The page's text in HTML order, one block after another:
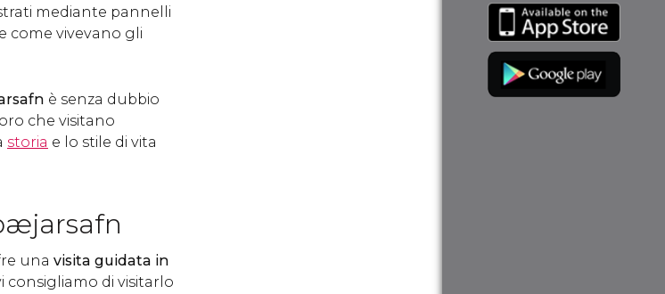
mediante pannelli
come vivevano gli
è senza dubbio
che visitano
storia e lo stile di vita
una visita guidata in
consigliamo di visitarlo